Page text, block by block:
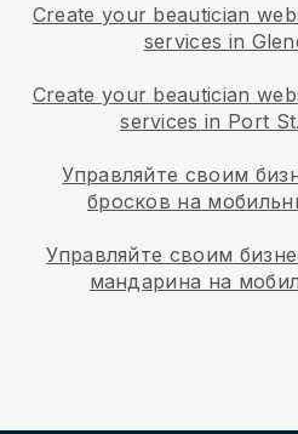
Create your beautician
services in
Create your beautician
services in Port
Управляйте своим
бросков на
Управляйте своим
мандарина на